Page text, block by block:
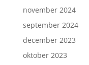
november 2024
september 2024
december 2023
oktober 2023